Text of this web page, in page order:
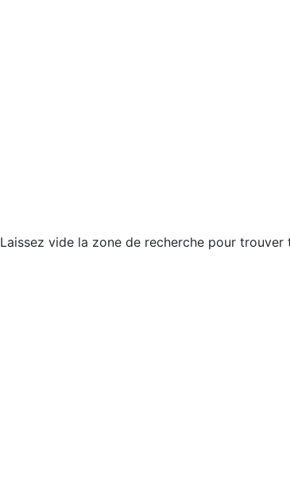
Laissez vide la zone de recherche pour